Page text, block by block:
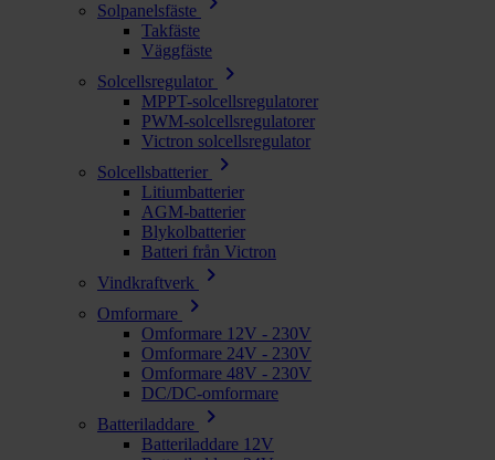
Solpanelsfäste
Takfäste
Väggfäste
Solcellsregulator
chevron_right
MPPT-solcellsregulatorer
PWM-solcellsregulatorer
Victron solcellsregulator
Solcellsbatterier
chevron_right
Litiumbatterier
AGM-batterier
Blykolbatterier
Batteri från Victron
Vindkraftverk
chevron_right
Omformare chevron_right
Omformare 12V - 230V
Omformare 24V - 230V
Omformare 48V - 230V
DC/DC-omformare
Batteriladdare
chevron_right
Batteriladdare 12V